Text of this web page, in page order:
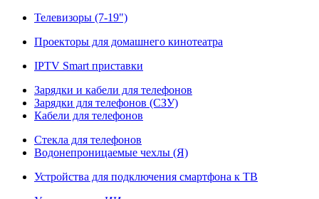
Телевизоры (7-19")
Проекторы для домашнего кинотеатра
IPTV Smart приставки
Зарядки и кабели для телефонов
Зарядки для телефонов (СЗУ)
Кабели для телефонов
Стекла для телефонов
Водонепроницаемые чехлы (Я)
Устройства для подключения смартфона к ТВ